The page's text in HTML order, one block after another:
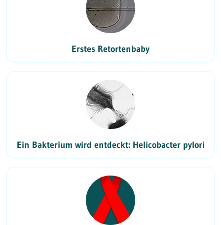
Erstes Retortenbaby
Ein Bakterium wird entdeckt: Helicobacter pylori